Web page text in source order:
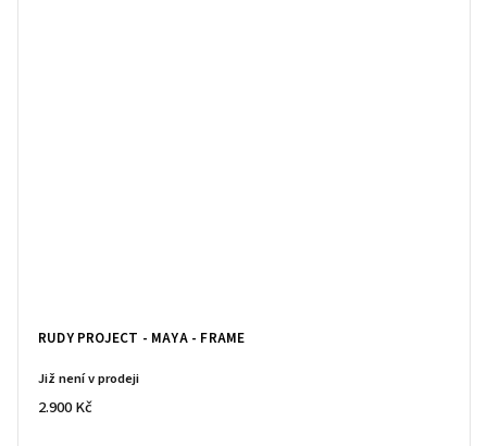
RUDY PROJECT - MAYA - FRAME
Již není v prodeji
2.900 Kč